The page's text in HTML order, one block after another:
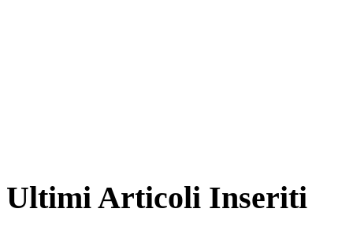
Ultimi Articoli Inseriti